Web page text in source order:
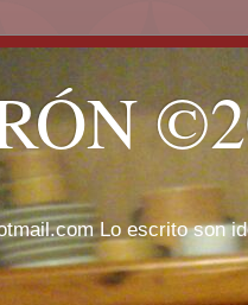
Lo escrito son